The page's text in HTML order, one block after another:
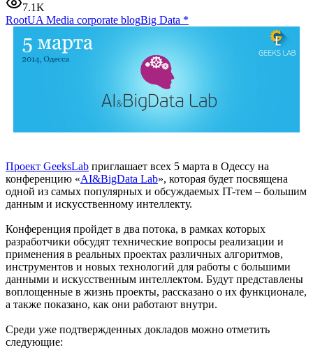
7.1K
RootUA Media corporate blogBig Data *
Проект GeeksLab приглашает всех 5 марта в Одессу на
конференцию «AI&BigData Lab», которая будет посвящена
одной из самых популярных и обсуждаемых IT-тем – большим
данным и искусственному интеллекту.
Конференция пройдет в два потока, в рамках которых
разработчики обсудят технические вопросы реализации и
применения в реальных проектах различных алгоритмов,
инструментов и новых технологий для работы с большими
данными и искусственным интеллектом. Будут представлены
воплощенные в жизнь проекты, рассказано о их функционале,
а также показано, как они работают внутри.
Среди уже подтвержденных докладов можно отметить
следующие: